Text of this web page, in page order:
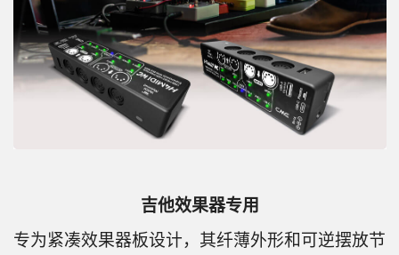
吉他效果器专用
专为紧凑效果器板设计，其纤薄外形和可逆摆放节